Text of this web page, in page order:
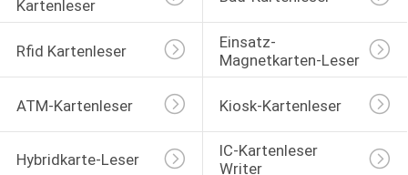
TRETEN
SIE
MIT
UNS
IN
Kartenleser
Rfid Kartenleser
Einsatz-
Magnetkarten-Leser
ATM-Kartenleser Kiosk-Kartenleser
Hybridkarte-Leser
IC-Kartenleser
Writer